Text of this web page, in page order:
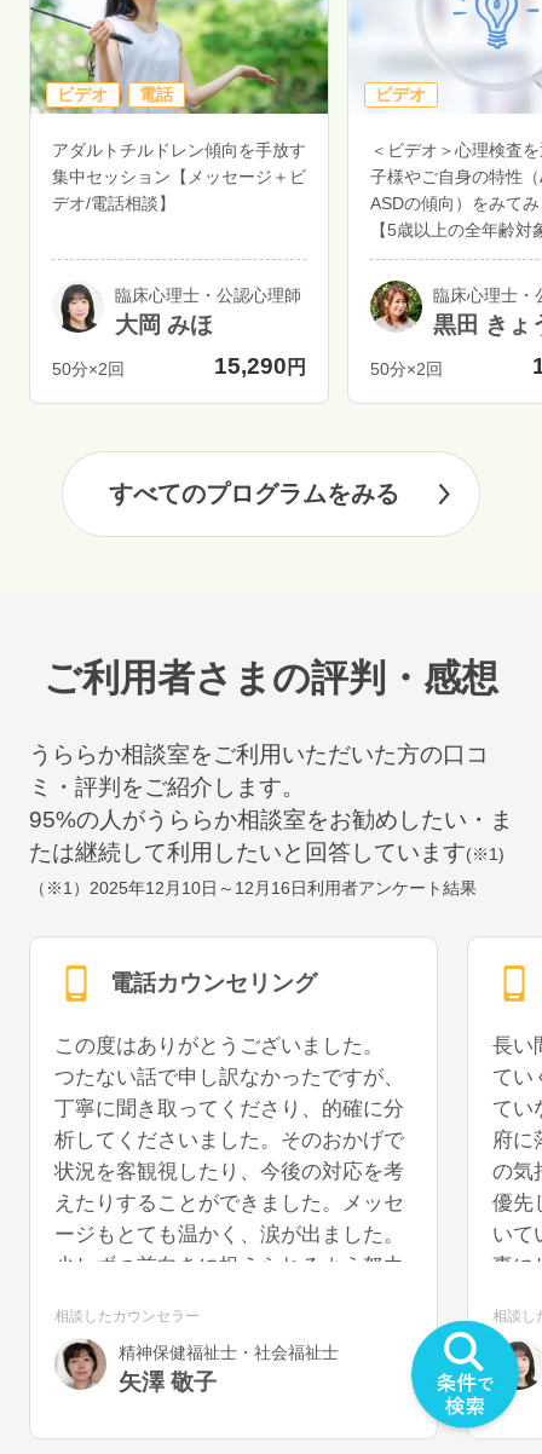
ビデオ 電話
アダルトチルドレン傾向を手放す
集中セッション【メッセージ＋ビ
デオ/電話相談】
臨床心理士・公認心理師
大岡 みほ
50分×2回 15,290 円
ビデオ
＜ビデオ＞心理検査
子様やご自身の特性
ASDの傾向）をみて
【5歳以上の全年齢対
臨床心理士・
黒田 きょ
50分×2回
すべてのプログラムをみる
ご利用者さまの評判・感想
うららか相談室をご利用いただいた方の口コ
ミ・評判をご紹介します。
95%の人がうららか相談室をお勧めしたい・ま
たは継続して利用したいと回答しています(※1)
（※1） 2025年12月10日～12月16日利用者アンケート結果
電話カウンセリング
この度はありがとうございました。
つたない話で申し訳なかったですが、
丁寧に聞き取ってくださり、的確に分
析してくださいました。そのおかげで
状況を客観視したり、今後の対応を考
えたりすることができました。メッセ
ージもとても温かく、涙が出ました。
少しずつ前向きに捉えられるよう努力
あれば、再度お話を聞いていただける
と幸いです。
相談したカウンセラー
精神保健福祉士・社会福祉士
矢澤 敬子
長い
てい
てい
府に
の気
優先
いて
事に
を切
気
うで
相談し